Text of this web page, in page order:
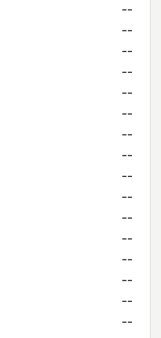
--
--
--
--
--
--
--
--
--
--
--
--
--
--
--
--